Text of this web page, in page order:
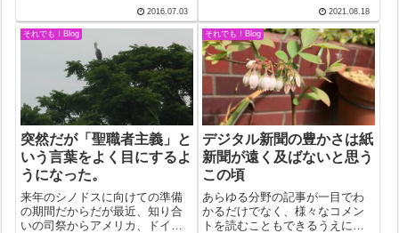
日本きています。教会の中でも
主日のミサに一緒に参加してく
ださるとうれしいです。」こと
あるごとに、あの元気なフィリ
ピンレディーたちに...
2016.07.03
に目をやると、12月17日にバギ
オから山に入ってパリーナで一
泊、バクンで一泊、そしてアン
プソガンで一泊ということでま
だ三日しかた...
2021.08.18
それでも！Blog
突然だが「聖職者主義」と
いう言葉をよく目にするよ
うになった。
来年のシノドスに向けての準備
の期間だからだが最近、知り合
いの司祭からアメリカ、ドイ
それでも！Blog
デジタル新聞の豊かさは紙
新聞が遠く及ばないと思う
この頃
あらゆる分野の記事が一目でわ
かるだけでなく、様々なコメン
トを読むこともできるうえに、